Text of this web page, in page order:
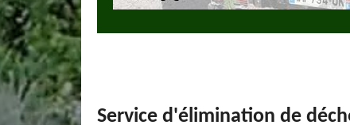
Service d'élimination de